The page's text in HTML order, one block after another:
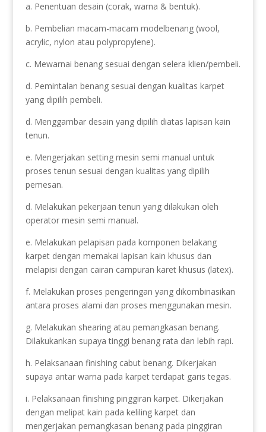
a. Penentuan desain (corak, warna & bentuk).
b. Pembelian macam-macam modelbenang (wool,
acrylic, nylon atau polypropylene).
c. Mewarnai benang sesuai dengan selera klien/pembeli.
d. Pemintalan benang sesuai dengan kualitas karpet
yang dipilih pembeli.
d. Menggambar desain yang dipilih diatas lapisan kain
tenun.
e. Mengerjakan setting mesin semi manual untuk
proses tenun sesuai dengan kualitas yang dipilih
pemesan.
d. Melakukan pekerjaan tenun yang dilakukan oleh
operator mesin semi manual.
e. Melakukan pelapisan pada komponen belakang
karpet dengan memakai lapisan kain khusus dan
melapisi dengan cairan campuran karet khusus (latex).
f. Melakukan proses pengeringan yang dikombinasikan
antara proses alami dan proses menggunakan mesin.
g. Melakukan shearing atau pemangkasan benang.
Dilakukankan supaya tinggi benang rata dan lebih rapi.
h. Pelaksanaan finishing cabut benang. Dikerjakan
supaya antar warna pada karpet terdapat garis tegas.
i. Pelaksanaan finishing pinggiran karpet. Dikerjakan
dengan melipat kain pada keliling karpet dan
mengerjakan pemangkasan benang pada pinggiran